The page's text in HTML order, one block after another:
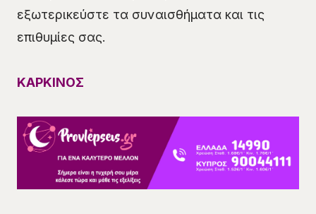
εξωτερικεύστε τα συναισθήματα και τις
επιθυμίες σας.
ΚΑΡΚΙΝΟΣ